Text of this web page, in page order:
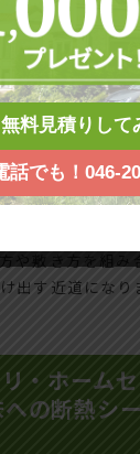
断熱フィルムな
・カビ臭いなど
度プロ点検を優
いると、100均
で、価格帯が違
イメージしやす
や敷き方を組
出す近道になり
・ホーム
の断熱シ
無料見積りして
話でも！046-